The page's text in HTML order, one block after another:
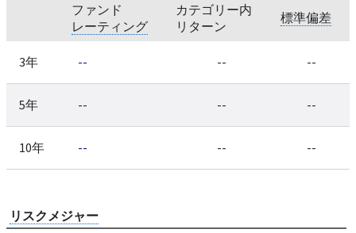
ファンド
レーティング
カテゴリー内
リターン
標準偏差
3年 -- -- --
5年 -- -- --
10年 -- -- --
リスクメジャー